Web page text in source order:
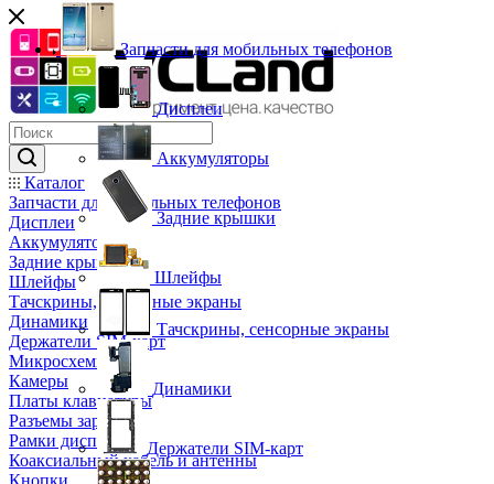
Каталог
Запчасти для мобильных телефонов
Дисплеи
Аккумуляторы
Задние крышки
Шлейфы
Тачскрины, сенсорные экраны
Динамики
Держатели SIM-карт
Микросхемы
Камеры
Платы клавиатуры
Разъемы зарядки
Рамки дисплея
Коаксиальный кабель и антенны
Кнопки
Запчасти для мобильных телефонов
Дисплеи
Аккумуляторы
Задние крышки
Шлейфы
Тачскрины, сенсорные экраны
Динамики
Держатели SIM-карт